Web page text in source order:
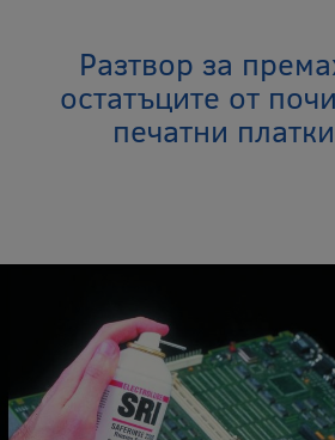
Разтвор за
остатъците от
печатни